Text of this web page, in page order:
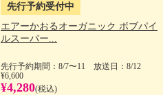
先行予約受付中
エアーかおるオーガニック ボブパイ
ルスーパー...
先行予約期間：8/7〜11 放送日：8/12
¥6,600
¥4,280(税込)